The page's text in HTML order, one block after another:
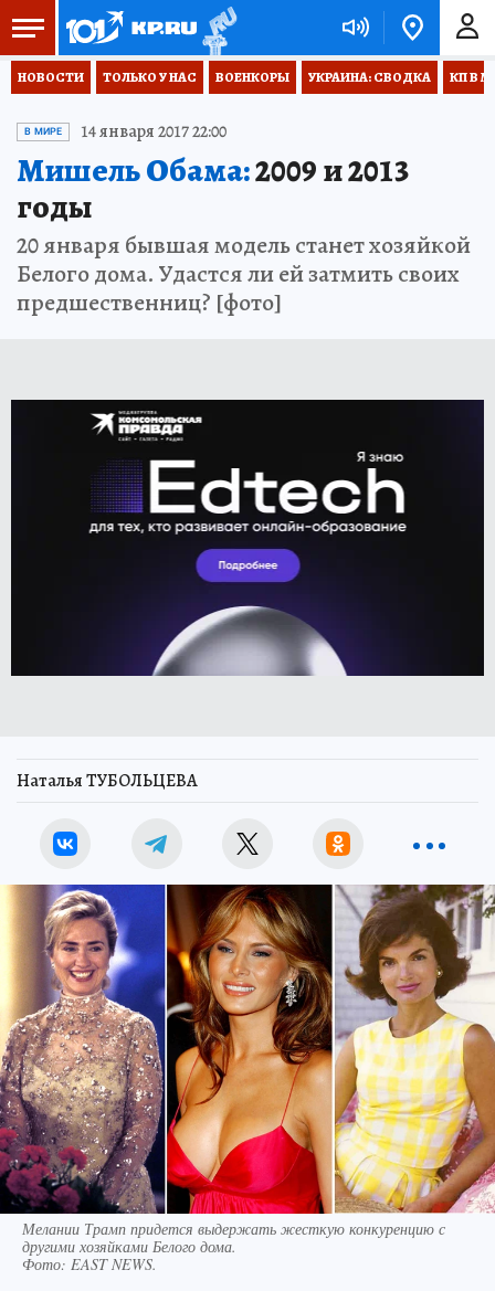
НОВОСТИ ТОЛЬКО У НАС ВОЕНКОРЫ УКРАИНА: СВОДКА КП В
В МИРЕ 14 января 2017 22:00
Мишель Обама:2009 и 2013
годы
20 января бывшая модель станет хозяйкой
Белого дома. Удастся ли ей затмить своих
предшественниц? [фото]
Наталья ТУБОЛЬЦЕВА
Мелании Трамп придется выдержать жесткую конкуренцию с
другими хозяйками Белого дома.
Фото: EAST NEWS.